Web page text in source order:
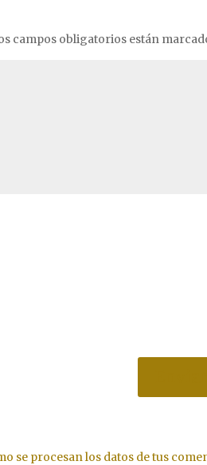
campos obligatorios están
se procesan los datos de tus